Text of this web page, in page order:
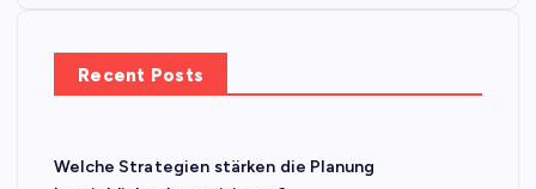
Recent Posts
Welche Strategien stärken die Planung